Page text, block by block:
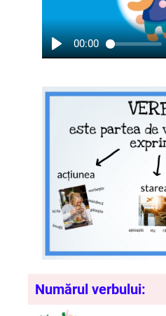
00:00
Numărul verbului: